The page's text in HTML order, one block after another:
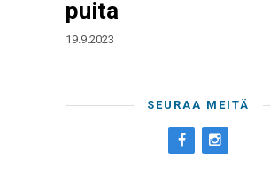
puita
19.9.2023
SEURAA MEITÄ